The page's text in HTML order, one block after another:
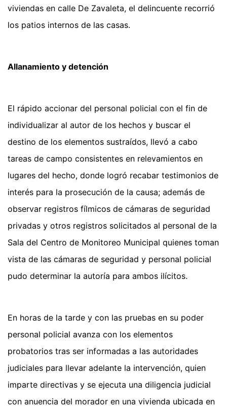
viviendas en calle De Zavaleta, el delincuente recorrió
los patios internos de las casas.
Allanamiento y detención
El rápido accionar del personal policial con el fin de
individualizar al autor de los hechos y buscar el
destino de los elementos sustraídos, llevó a cabo
tareas de campo consistentes en relevamientos en
lugares del hecho, donde logró recabar testimonios de
interés para la prosecución de la causa; además de
observar registros fílmicos de cámaras de seguridad
privadas y otros registros solicitados al personal de la
Sala del Centro de Monitoreo Municipal quienes toman
vista de las cámaras de seguridad y personal policial
pudo determinar la autoría para ambos ilícitos.
En horas de la tarde y con las pruebas en su poder
personal policial avanza con los elementos
probatorios tras ser informadas a las autoridades
judiciales para llevar adelante la intervención, quien
imparte directivas y se ejecuta una diligencia judicial
con anuencia del morador en una vivienda ubicada en